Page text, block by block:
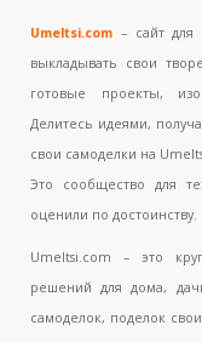
Umeltsi.com – сайт для
выкладывать свои
готовые проекты,
Делитесь идеями,
свои самоделки на
Это сообщество для
оценили по достоинству.
Umeltsi.com – это
решений для дома,
самоделок, поделок